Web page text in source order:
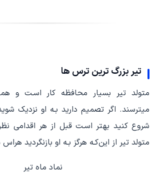
تیر بزرگ ترین ترس ها
متولد تیر بسیار محافظه کار اسـت و
میترسند. اگر تصمیم دارید بـه او نزدیک
شروع کنید بهتر اسـت قبل از هر اقدامی
متولد تیر از این‌کـه هرگز بـه او بازنگردید هراس
نماد ماه تیر